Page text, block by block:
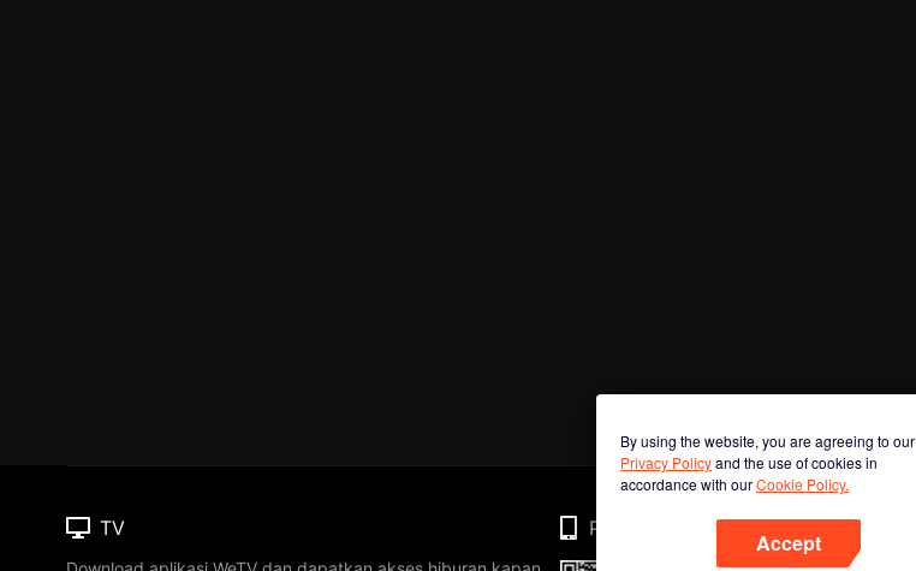
By using the website, you are agreeing to our
Privacy Policyand the use of cookies in
accordance with ourCookie Policy.
Accept
TV Phone